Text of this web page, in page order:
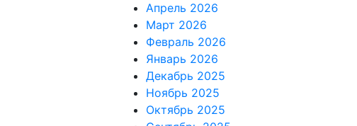
Апрель 2026
Март 2026
Февраль 2026
Январь 2026
Декабрь 2025
Ноябрь 2025
Октябрь 2025